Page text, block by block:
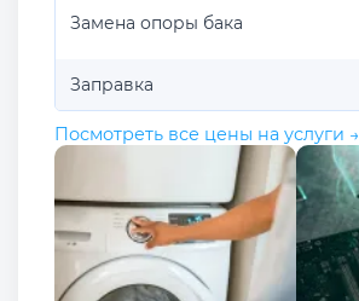
Замена опоры бака
Заправка
Посмотреть все цены на услуги →